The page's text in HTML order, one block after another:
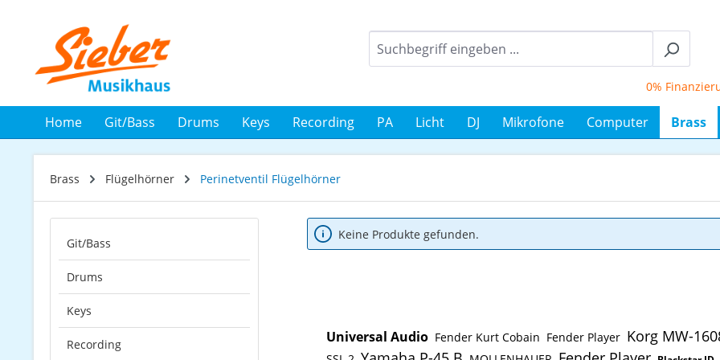
0%
Home Git/Bass Drums Keys Recording PA Licht DJ Mikrofone Computer Brass
Brass Flügelhörner Perinetventil Flügelhörner
Git/Bass
Drums
Keys
Recording
Keine Produkte gefunden.
Universal Audio Fender Kurt Cobain Fender Player Korg MW-